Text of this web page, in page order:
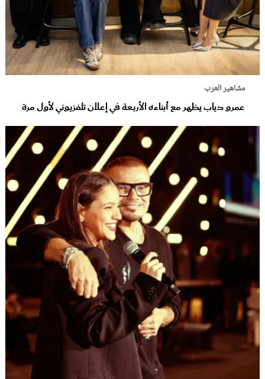
مشاهير العرب
عمرو دياب يظهر مع أبناءه الأربعة في إعلان تلفزيوني لأول مرة